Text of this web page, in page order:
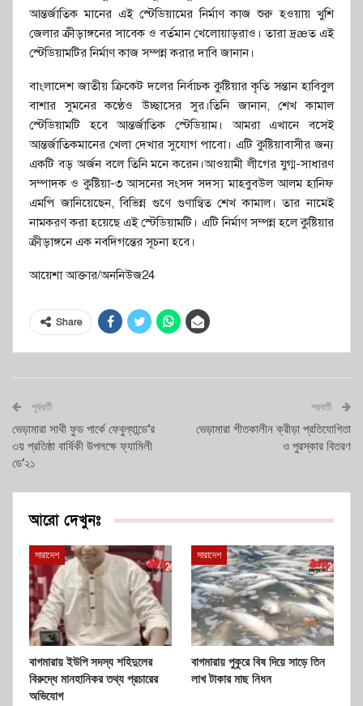
আন্তর্জাতিক মানের এই স্টেডিয়ামের নির্মাণ কাজ শুরু হওয়ায় খুশি
জেলার ক্রীড়াঙ্গনের সাবেক ও বর্তমান খেলোয়াড়রাও। তারা দ্রæত এই
স্টেডিয়ামটির নির্মাণ কাজ সম্পন্ন করার দাবি জানান।
বাংলাদেশ জাতীয় ক্রিকেট দলের নির্বাচক কুষ্টিয়ার কৃতি সন্তান হাবিবুল
বাশার সুমনের কণ্ঠেও উচ্ছাসের সুর।তিনি জানান, শেখ কামাল
স্টেডিয়ামটি হবে আন্তর্জাতিক স্টেডিয়াম। আমরা এখানে বসেই
আন্তর্জাতিকমানের খেলা দেখার সুযোগ পাবো। এটি কুষ্টিয়াবাসীর জন্য
একটি বড় অর্জন বলে তিনি মনে করেন।আওয়ামী লীগের যুগ্ম-সাধারণ
সম্পাদক ও কুষ্টিয়া-৩ আসনের সংসদ সদস্য মাহবুবউল আলম হানিফ
এমপি জানিয়েছেন, বিভিন্ন গুণে গুণান্বিত শেখ কামাল। তার নামেই
নামকরণ করা হয়েছে এই স্টেডিয়ামটি। এটি নির্মাণ সম্পন্ন হলে কুষ্টিয়ার
ক্রীড়াঙ্গনে এক নবদিগন্তের সূচনা হবে।
আয়েশা আক্তার/অননিউজ24
Share
পূর্ববর্তী
ভেড়ামারা সাথী ফুড পার্কে ফেবুল্যান্ডে’র
৩য় প্রতিষ্ঠা বার্ষিকী উপলক্ষে ফ্যামিলী
ডে’২১
পরবর্তী
ভেড়ামারা শীতকালীন ক্রীড়া প্রতিযোগিতা
ও পুরস্কার বিতরণ
আরো দেখুনঃ
সারাদেশ
বাগমারায় ইউপি সদস্য শহিদুলের
বিরুদ্ধে মানহানিকর তথ্য প্রচারের
অভিযোগ
সারাদেশ
বাগমারায় পুকুরে বিষ দিয়ে সাড়ে তিন
লাখ টাকার মাছ নিধন